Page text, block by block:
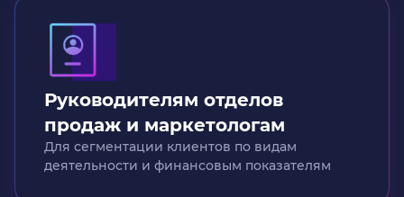
Руководителям отделов
продаж и маркетологам
Для сегментации клиентов по видам
деятельности и финансовым показателям